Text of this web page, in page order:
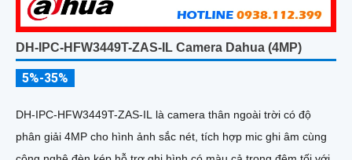
DH-IPC-HFW3449T-ZAS-IL Camera Dahua (4MP)
5%-35%
DH-IPC-HFW3449T-ZAS-IL là camera thân ngoài trời có độ
phân giải 4MP cho hình ảnh sắc nét, tích hợp mic ghi âm cùng